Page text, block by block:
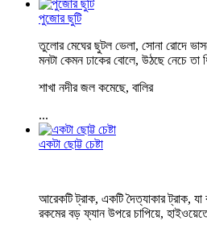
পুজোর ছুটি
তুলোর মেঘের ছুটল ভেলা, সোনা রোদে
মনটা কেমন ঢাকের বোলে, উঠছে নেচে তা
শাখা নদীর জল কমেছে, বালির
...
একটা ছোট্ট চেষ্টা
আরেকটি ট্রাক, একটি দৈত্যাকার ট্রাক,
রকমের বড় ফ্যান উপরে চাপিয়ে,